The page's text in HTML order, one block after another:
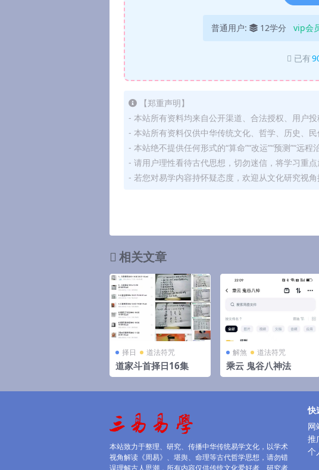
普通用户: 12学分 vip会
已有
【郑重声明】
- 本站所有资料均来自公开渠道、合法授权、用户
- 本站所有资料仅供中华传统文化、哲学、历史、
- 本站绝不提供任何形式的“算命”“改运”“预测”“远程
- 请用户理性看待古代思想，切勿迷信，将学习重
- 若您对易学内容持怀疑态度，欢迎从文化研究视角
相关文章
择日 道法符咒
道家斗首择日16集
解煞 道法符咒
乘云 鬼谷八神法
本站致力于整理、研究、传播中华传统易学文化，以学术
视角解读《周易》、堪舆、命理等古代哲学思想，请勿错
误理解古人思潮，所有内容仅供传统文化爱好者、研究者
快
网
推
个